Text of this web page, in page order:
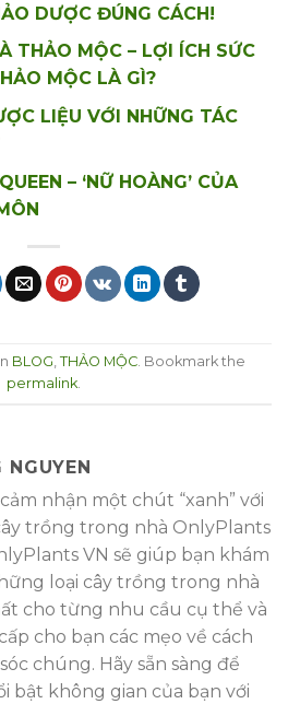
DƯỢC ĐÚNG CÁCH!
THẢO MỘC – LỢI ÍCH SỨC
MỘC LÀ GÌ?
LIỆU VỚI NHỮNG TÁC
– ‘NỮ HOÀNG’ CỦA
BLOG, THẢO MỘC. Bookmark the
permalink.
NGUYEN
nhận một chút “xanh” với
trồng trong nhà OnlyPlants
VN sẽ giúp bạn khám
loại cây trồng trong nhà
cho từng nhu cầu cụ thể và
cho bạn các mẹo về cách
chúng. Hãy sẵn sàng để
bật không gian của bạn với